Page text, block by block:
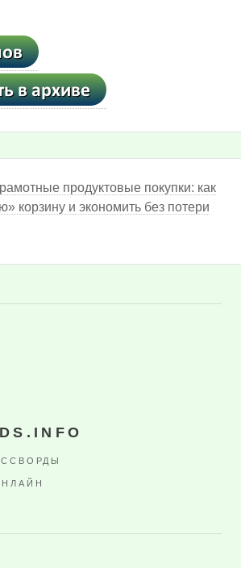
продуктовые покупки: как
корзину и экономить без потери